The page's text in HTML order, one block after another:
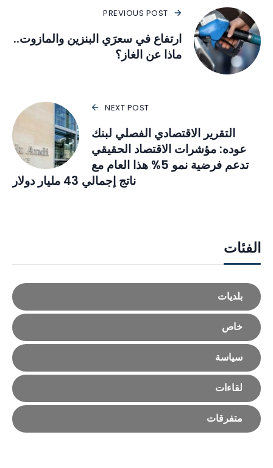
PREVIOUS POST
ارتفاع في سعرَي البنزين والمازوت..
ماذا عن الغاز؟
NEXT POST
التقرير الاقتصادي الفصلي لبنك
عوده: مؤشرات الاقتصاد الحقيقي
تدعم فرضية نمو 5% هذا العام مع
ناتج إجمالي 43 مليار دولار
الفئات
بلديات
خاص
سياسة
لقاءات
متفرقات